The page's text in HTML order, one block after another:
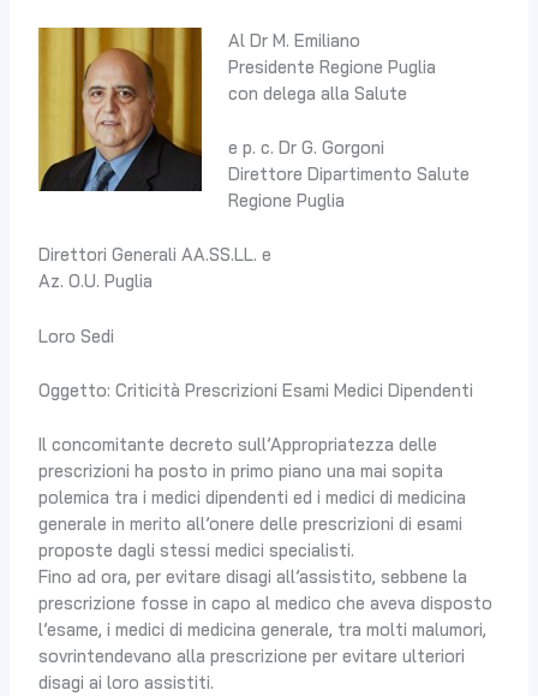
Al Dr M. Emiliano
Presidente Regione Puglia
con delega alla Salute
e p. c. Dr G. Gorgoni
Direttore Dipartimento Salute
Regione Puglia
Direttori Generali AA.SS.LL. e
Az. O.U. Puglia
Loro Sedi
Oggetto: Criticità Prescrizioni Esami Medici Dipendenti
Il concomitante decreto sull’Appropriatezza delle
prescrizioni ha posto in primo piano una mai sopita
polemica tra i medici dipendenti ed i medici di medicina
generale in merito all’onere delle prescrizioni di esami
proposte dagli stessi medici specialisti.
Fino ad ora, per evitare disagi all’assistito, sebbene la
prescrizione fosse in capo al medico che aveva disposto
l’esame, i medici di medicina generale, tra molti malumori,
sovrintendevano alla prescrizione per evitare ulteriori
disagi ai loro assistiti.